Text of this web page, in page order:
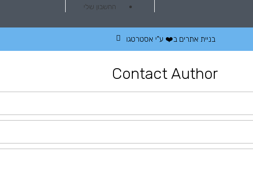
החשבון שלי
בניית אתרים ב❤️ ע"י אסטרטגו
Contact Author